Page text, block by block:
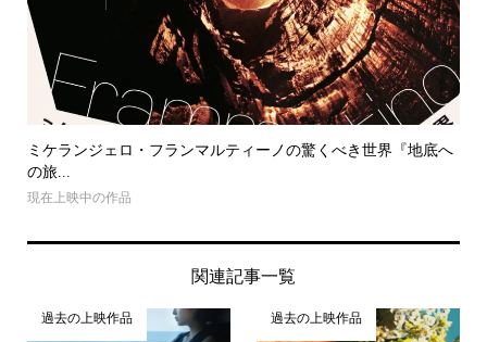
ミケランジェロ・フランマルティーノの驚くべき世界『地底へ
の旅...
現在上映中の作品
関連記事一覧
過去の上映作品 過去の上映作品